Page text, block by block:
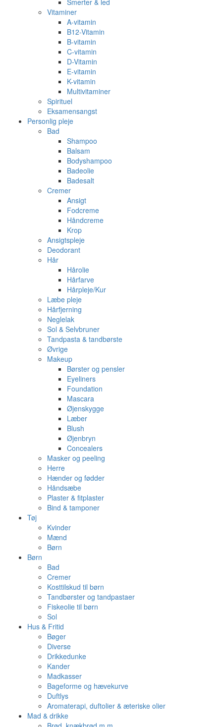
Smerter & led
Vitaminer
A-vitamin
B12-Vitamin
B-vitamin
C-vitamin
D-Vitamin
E-vitamin
K-vitamin
Multivitaminer
Spirituel
Eksamensangst
Personlig pleje
Bad
Shampoo
Balsam
Bodyshampoo
Badeolie
Badesalt
Cremer
Ansigt
Fodcreme
Håndcreme
Krop
Ansigtspleje
Deodorant
Hår
Hårolie
Hårfarve
Hårpleje/Kur
Læbe pleje
Hårfjerning
Neglelak
Sol & Selvbruner
Tandpasta & tandbørste
Øvrige
Makeup
Børster og pensler
Eyeliners
Foundation
Mascara
Øjenskygge
Læber
Blush
Øjenbryn
Concealers
Masker og peeling
Herre
Hænder og fødder
Håndsæbe
Plaster & fitplaster
Bind & tamponer
Tøj
Kvinder
Mænd
Børn
Børn
Bad
Cremer
Kosttilskud til børn
Tandbørster og tandpastaer
Fiskeolie til børn
Sol
Hus & Fritid
Bøger
Diverse
Drikkedunke
Kander
Madkasser
Bageforme og hævekurve
Duftlys
Aromaterapi, duftolier & æteriske olier
Mad & drikke